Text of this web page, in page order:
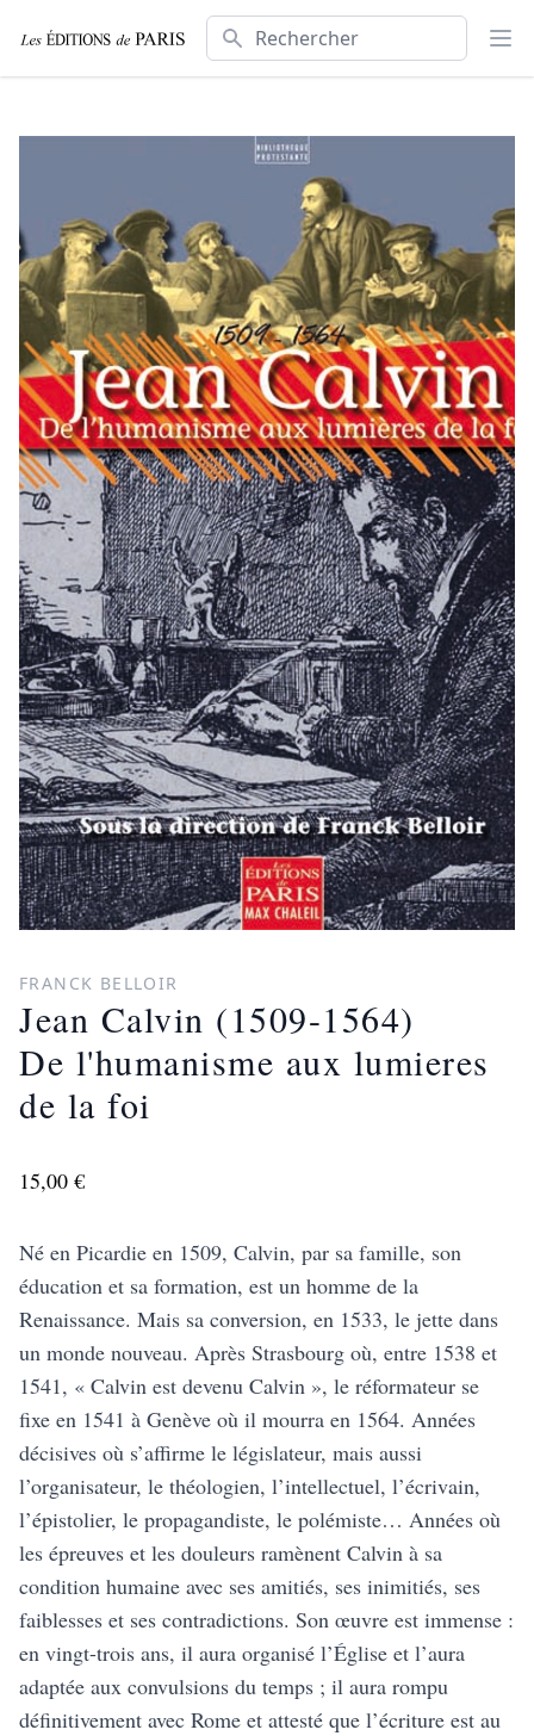
Rechercher
FRANCK BELLOIR
Jean Calvin (1509-1564)
De l'humanisme aux lumieres
de la foi
15,00 €
Né en Picardie en 1509, Calvin, par sa famille, son
éducation et sa formation, est un homme de la
Renaissance. Mais sa conversion, en 1533, le jette dans
un monde nouveau. Après Strasbourg où, entre 1538 et
1541, « Calvin est devenu Calvin », le réformateur se
fixe en 1541 à Genève où il mourra en 1564. Années
décisives où s’affirme le législateur, mais aussi
l’organisateur, le théologien, l’intellectuel, l’écrivain,
l’épistolier, le propagandiste, le polémiste… Années où
les épreuves et les douleurs ramènent Calvin à sa
condition humaine avec ses amitiés, ses inimitiés, ses
faiblesses et ses contradictions. Son œuvre est immense :
en vingt-trois ans, il aura organisé l’Église et l’aura
adaptée aux convulsions du temps ; il aura rompu
définitivement avec Rome et attesté que l’écriture est au